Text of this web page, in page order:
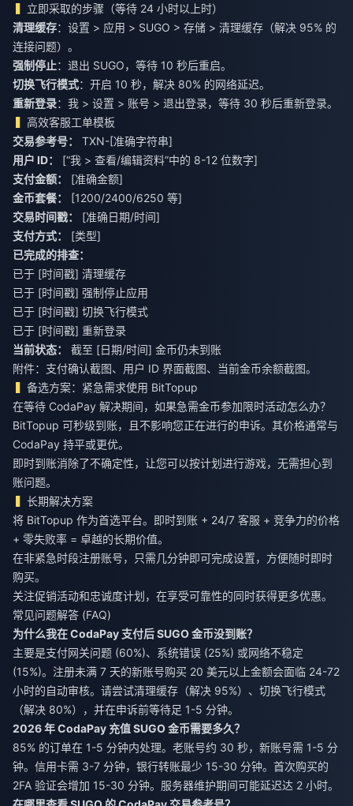
立即采取的步骤（等待 24 小时以上时）
清理缓存：设置 > 应用 > SUGO > 存储 > 清理缓存（解决 95% 的
连接问题）。
强制停止：退出 SUGO，等待 10 秒后重启。
切换飞行模式：开启 10 秒，解决 80% 的网络延迟。
重新登录：我 > 设置 > 账号 > 退出登录，等待 30 秒后重新登录。
高效客服工单模板
交易参考号：
TXN-[准确字符串]
用户 ID：
[“我 > 查看/编辑资料”中的 8-12 位数字]
支付金额：
[准确金额]
金币套餐：
[1200/2400/6250 等]
交易时间戳：
[准确日期/时间]
支付方式：
[类型]
已完成的排查：
已于 [时间戳] 清理缓存
已于 [时间戳] 强制停止应用
已于 [时间戳] 切换飞行模式
已于 [时间戳] 重新登录
当前状态：
截至 [日期/时间] 金币仍未到账
附件：支付确认截图、用户 ID 界面截图、当前金币余额截图。
备选方案：紧急需求使用 BitTopup
在等待 CodaPay 解决期间，如果急需金币参加限时活动怎么办？
BitTopup 可秒级到账，且不影响您正在进行的申诉。其价格通常与
CodaPay 持平或更优。
即时到账消除了不确定性，让您可以按计划进行游戏，无需担心到
账问题。
长期解决方案
将 BitTopup 作为首选平台。即时到账 + 24/7 客服 + 竞争力的价格
+ 零失败率 = 卓越的长期价值。
在非紧急时段注册账号，只需几分钟即可完成设置，方便随时即时
购买。
关注促销活动和忠诚度计划，在享受可靠性的同时获得更多优惠。
常见问题解答 (FAQ)
为什么我在 CodaPay 支付后 SUGO 金币没到账？
主要是支付网关问题 (60%)、系统错误 (25%) 或网络不稳定
(15%)。注册未满 7 天的新账号购买 20 美元以上金额会面临 24-72
小时的自动审核。请尝试清理缓存（解决 95%）、切换飞行模式
（解决 80%），并在申诉前等待足 1-5 分钟。
2026 年 CodaPay 充值 SUGO 金币需要多久？
85% 的订单在 1-5 分钟内处理。老账号约 30 秒，新账号需 1-5 分
钟。信用卡需 3-7 分钟，银行转账最少 15-30 分钟。首次购买的
2FA 验证会增加 15-30 分钟。服务器维护期间可能延迟达 2 小时。